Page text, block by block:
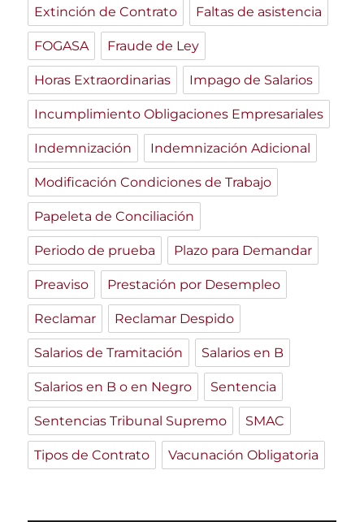
Extinción de Contrato Faltas de asistencia
FOGASA Fraude de Ley
Horas Extraordinarias Impago de Salarios
Incumplimiento Obligaciones Empresariales
Indemnización Indemnización Adicional
Modificación Condiciones de Trabajo
Papeleta de Conciliación
Periodo de prueba Plazo para Demandar
Preaviso Prestación por Desempleo
Reclamar Reclamar Despido
Salarios de Tramitación Salarios en B
Salarios en B o en Negro Sentencia
Sentencias Tribunal Supremo SMAC
Tipos de Contrato Vacunación Obligatoria